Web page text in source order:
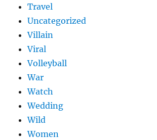
Travel
Uncategorized
Villain
Viral
Volleyball
War
Watch
Wedding
Wild
Women